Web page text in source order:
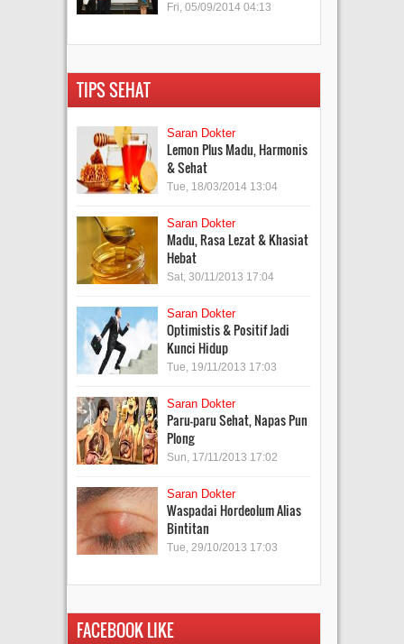
Fri, 05/09/2014 04:13
TIPS SEHAT
Saran Dokter
Lemon Plus Madu, Harmonis
& Sehat
Tue, 18/03/2014 13:04
Saran Dokter
Madu, Rasa Lezat & Khasiat
Hebat
Sat, 30/11/2013 17:04
Saran Dokter
Optimistis & Positif Jadi
Kunci Hidup
Tue, 19/11/2013 17:03
Saran Dokter
Paru-paru Sehat, Napas Pun
Plong
Sun, 17/11/2013 17:02
Saran Dokter
Waspadai Hordeolum Alias
Bintitan
Tue, 29/10/2013 17:03
FACEBOOK LIKE